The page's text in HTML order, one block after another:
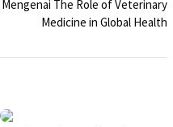
Mengenai The Role of Veterinary
Medicine in Global Health